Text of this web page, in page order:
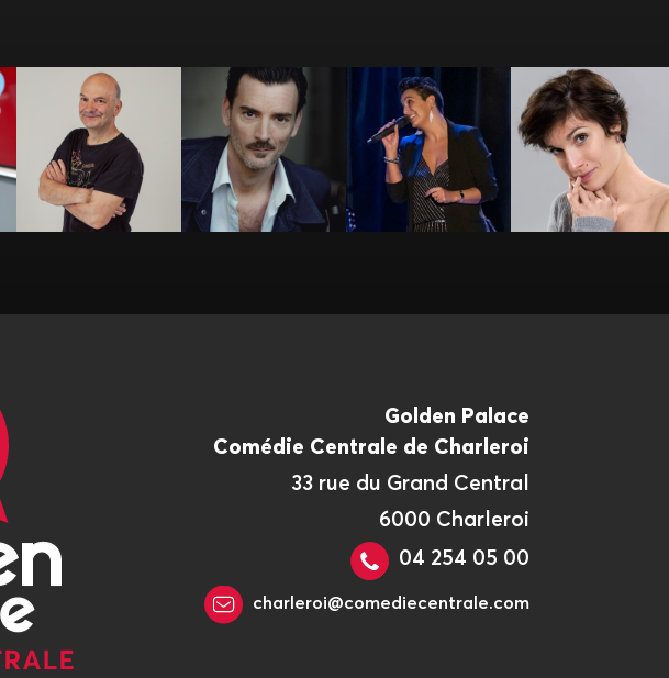
Bernard
LEFRANCQ
Bertrand Schol Betty La Ferrara
Camille
Fernandez
Golden Palace
Comédie Centrale de Charleroi
33 rue du Grand Central
6000 Charleroi
04 254 05 00
charleroi@comediecentrale.com